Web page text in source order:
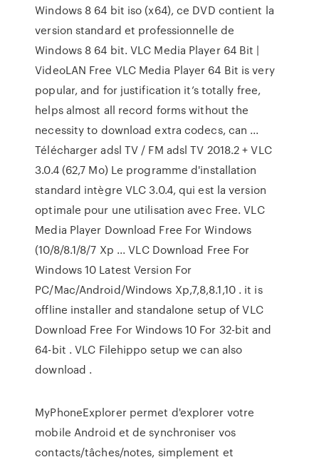
Windows 8 64 bit iso (x64), ce DVD contient la
version standard et professionnelle de
Windows 8 64 bit. VLC Media Player 64 Bit |
VideoLAN Free VLC Media Player 64 Bit is very
popular, and for justification it’s totally free,
helps almost all record forms without the
necessity to download extra codecs, can ...
Télécharger adsl TV / FM adsl TV 2018.2 + VLC
3.0.4 (62,7 Mo) Le programme d'installation
standard intègre VLC 3.0.4, qui est la version
optimale pour une utilisation avec Free. VLC
Media Player Download Free For Windows
(10/8/8.1/8/7 Xp ... VLC Download Free For
Windows 10 Latest Version For
PC/Mac/Android/Windows Xp,7,8,8.1,10 . it is
offline installer and standalone setup of VLC
Download Free For Windows 10 For 32-bit and
64-bit . VLC Filehippo setup we can also
download .
MyPhoneExplorer permet d'explorer votre
mobile Android et de synchroniser vos
contacts/tâches/notes, simplement et